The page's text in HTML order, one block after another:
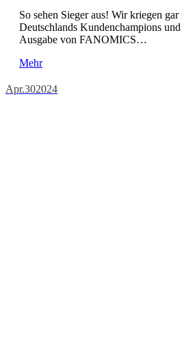
So sehen Sieger aus! Wir kriegen
Deutschlands Kundenchampions
Ausgabe von FANOMICS…
Mehr
Apr.302024